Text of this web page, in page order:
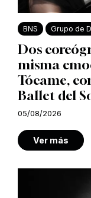
BNS Grupo de
Dos
misma
Tócame,
Ballet del
05/08/2026
Ver más